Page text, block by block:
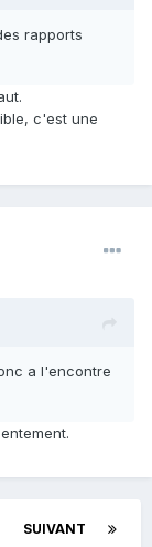
rapports
c'est une
a l'encontre
SUIVANT